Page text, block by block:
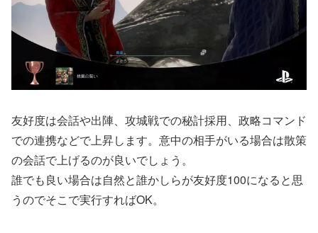
友好度は会話や出陣、攻城戦での秘計採用、政略コマンド
での連携などで上昇します。意中の相手がいる場合は散策
の会話で上げるのが良いでしょう。
誰でも良い場合は自然と誰かしらが友好度100になると思
うのでそこで実行すればOK。